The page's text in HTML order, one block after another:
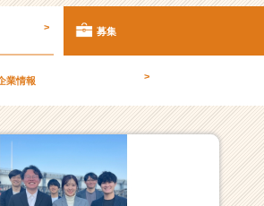
採
用/
人
一
-
【2
> 募集
業情報 >